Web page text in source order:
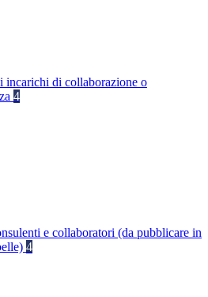
incarichi di collaborazione o
4
e collaboratori (da pubblicare in
4